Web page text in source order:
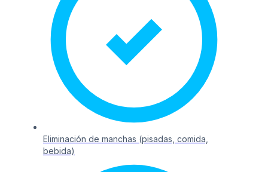
Eliminación de manchas (pisadas, comida,
bebida)